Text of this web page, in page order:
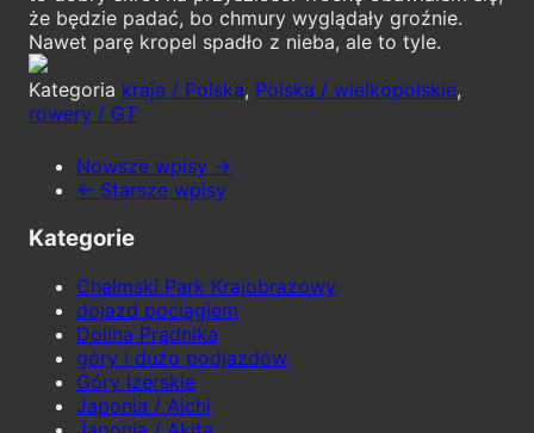
że będzie padać, bo chmury wyglądały groźnie.
Nawet parę kropel spadło z nieba, ale to tyle.
Kategoria kraje / Polska, Polska / wielkopolskie,
rowery / GT
Nowsze wpisy →
← Starsze wpisy
Kategorie
Chełmski Park Krajobrazowy
dojazd pociągiem
Dolina Prądnika
góry i dużo podjazdów
Góry Izerskie
Japonia / Aichi